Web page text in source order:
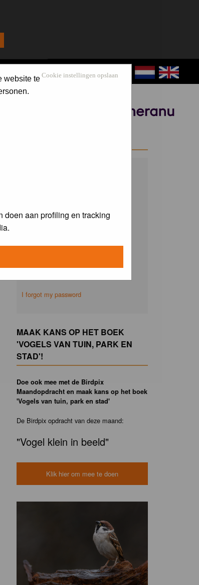
Cookie instellingen opslaan
website te
doen aan profiling en tracking
I forgot my password
MAAK KANS OP HET BOEK
'VOGELS VAN TUIN, PARK EN
STAD'!
Doe ook mee met de Birdpix
Maandopdracht en maak kans op het boek
'Vogels van tuin, park en stad'
De Birdpix opdracht van deze maand:
"Vogel klein in beeld"
Klik hier om mee te doen